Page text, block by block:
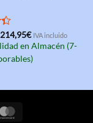
214,95€Rango
de
precios:
desde
137,95€
IVA incluido
en Almacén (7-